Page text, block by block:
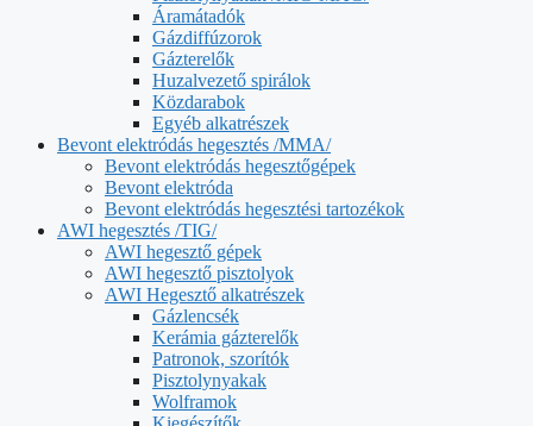
Áramátadók
Gázdiffúzorok
Gázterelők
Huzalvezető spirálok
Közdarabok
Egyéb alkatrészek
Bevont elektródás hegesztés /MMA/
Bevont elektródás hegesztőgépek
Bevont elektróda
Bevont elektródás hegesztési tartozékok
AWI hegesztés /TIG/
AWI hegesztő gépek
AWI hegesztő pisztolyok
AWI Hegesztő alkatrészek
Gázlencsék
Kerámia gázterelők
Patronok, szorítók
Pisztolynyakak
Wolframok